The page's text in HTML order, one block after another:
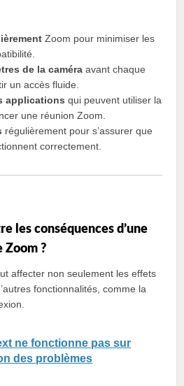
Zoom pour minimiser les
de la caméra avant chaque
un accès fluide.
applications qui peuvent utiliser la
une réunion Zoom.
régulièrement pour s’assurer que
correctement.
les conséquences d’une
Zoom ?
affecter non seulement les effets
fonctionnalités, comme la
ne fonctionne pas sur
des problèmes